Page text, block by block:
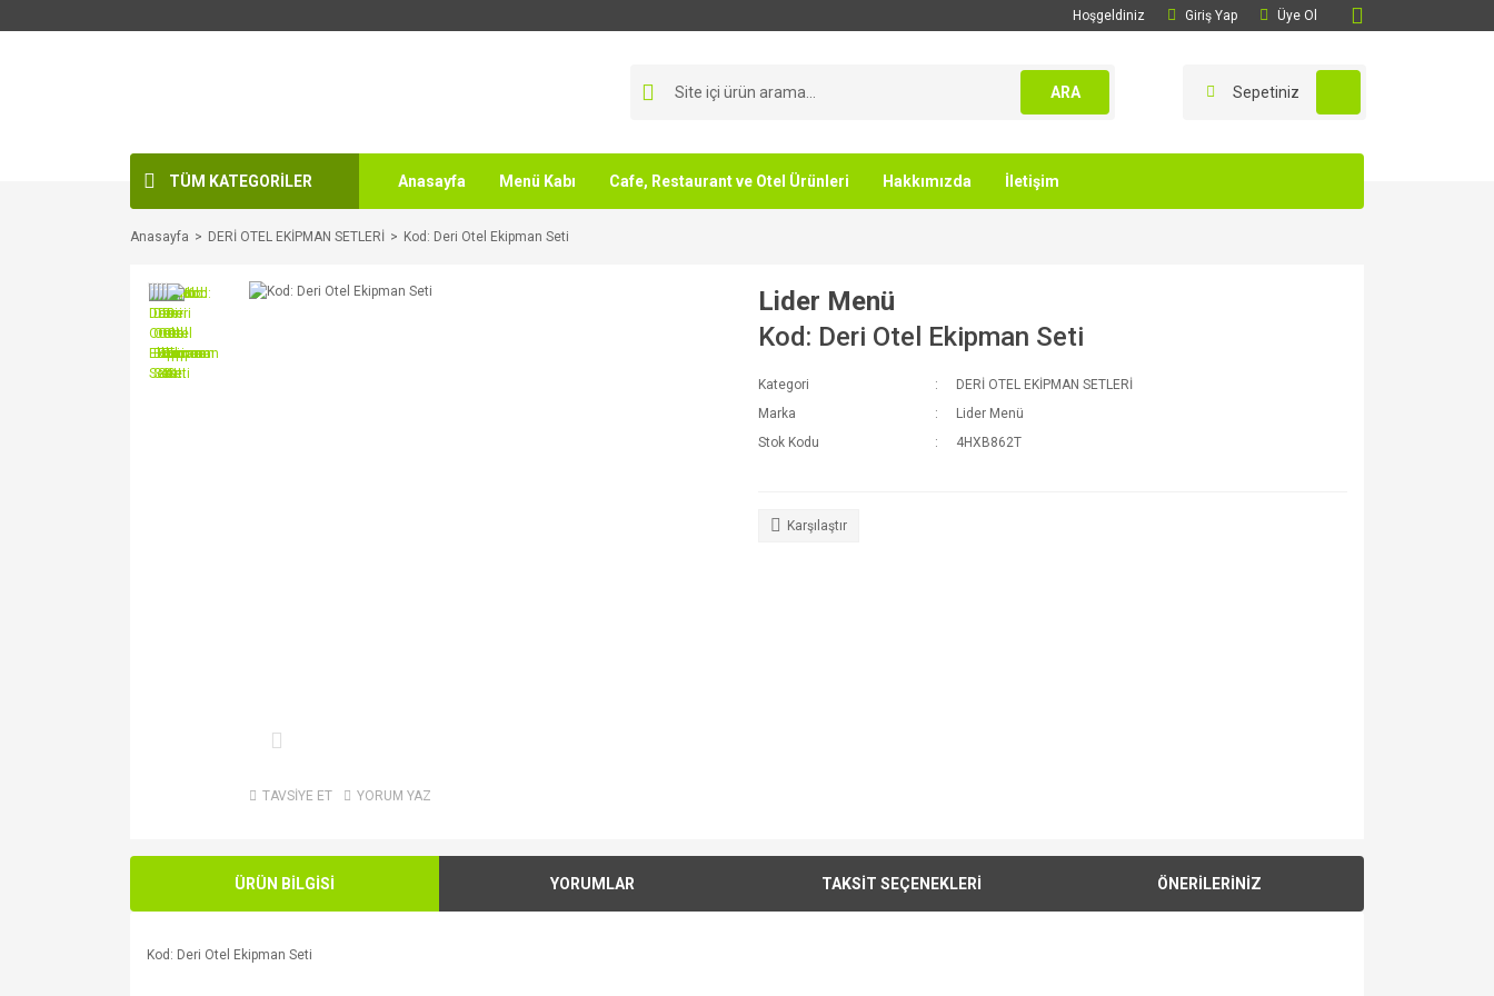
Hoşgeldiniz Giriş Yap Üye Ol
ARA Sepetiniz
TÜM KATEGORİLER Anasayfa Menü Kabı Cafe, Restaurant ve Otel Ürünleri Hakkımızda İletişim
Anasayfa DERİ OTEL EKİPMAN SETLERİ Kod: Deri Otel Ekipman Seti
TAVSİYE ET YORUM YAZ
Lider Menü
Kod: Deri Otel Ekipman Seti
Kategori
DERİ OTEL EKİPMAN SETLERİ
Marka
Lider Menü
Stok Kodu
4HXB862T
Karşılaştır
ÜRÜN BİLGİSİ YORUMLAR TAKSİT SEÇENEKLERİ ÖNERİLERİNİZ
Kod: Deri Otel Ekipman Seti